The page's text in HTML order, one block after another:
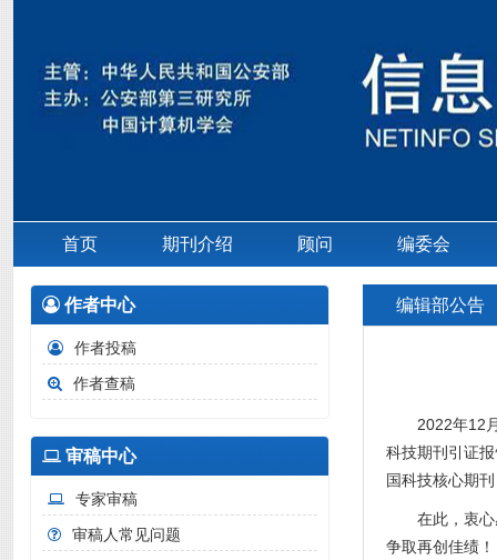
首页 期刊介绍 顾问 编委会
编辑部公告
2022年12
科技期刊引证
国科技核心期
在此，衷
争取再创佳绩！
作者中心
作者投稿
作者查稿
审稿中心
专家审稿
审稿人常见问题